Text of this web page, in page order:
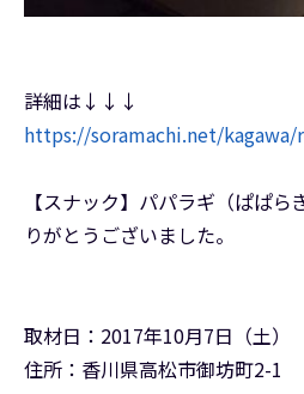
詳細は↓↓↓
https://soramachi.net/
【スナック】パパラギ（ぱぱ
りがとうございました。
取材日：2017年10月7日（土
住所：香川県高松市御坊町2-1